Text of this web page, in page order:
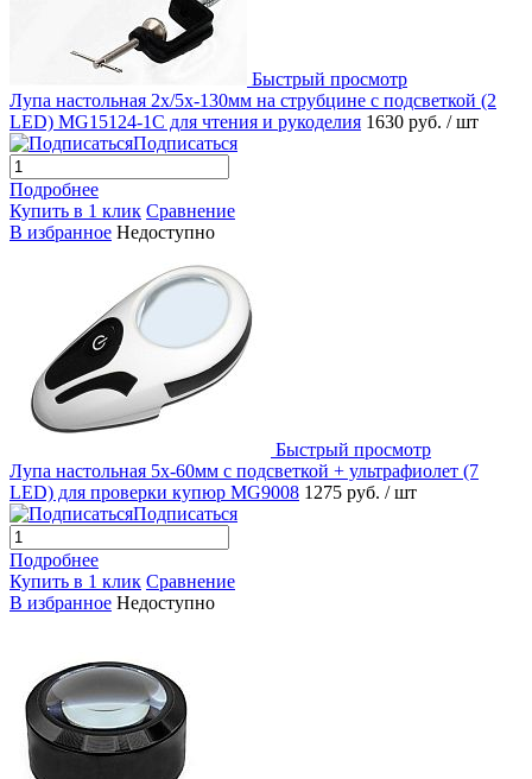
Быстрый просмотр
Лупа настольная 2x/5x-130мм на струбцине с подсветкой (2
LED) MG15124-1C для чтения и рукоделия 1630 руб. / шт
Подписаться
Подробнее
Купить в 1 клик Сравнение
В избранное Недоступно
Быстрый просмотр
Лупа настольная 5x-60мм с подсветкой + ультрафиолет (7
LED) для проверки купюр MG9008 1275 руб. / шт
Подписаться
Подробнее
Купить в 1 клик Сравнение
В избранное Недоступно